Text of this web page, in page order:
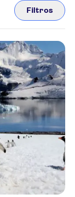
Filtros